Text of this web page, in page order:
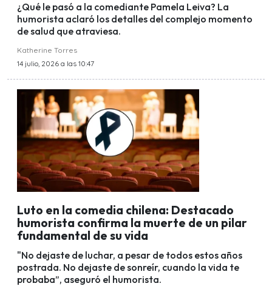
¿Qué le pasó a la comediante Pamela Leiva? La
humorista aclaró los detalles del complejo momento
de salud que atraviesa.
Katherine Torres
14 julio, 2026 a las 10:47
Luto en la comedia chilena: Destacado
humorista confirma la muerte de un pilar
fundamental de su vida
"No dejaste de luchar, a pesar de todos estos años
postrada. No dejaste de sonreír, cuando la vida te
probaba”, aseguró el humorista.